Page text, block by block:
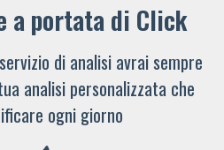
a portata di Click
di analisi avrai sempre
analisi personalizzata che
ogni giorno